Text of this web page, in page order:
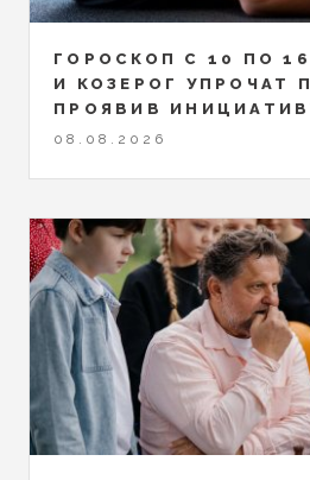
ГОРОСКОП С 10 ПО
И КОЗЕРОГ УПРОЧАТ
ПРОЯВИВ
08.08.2026